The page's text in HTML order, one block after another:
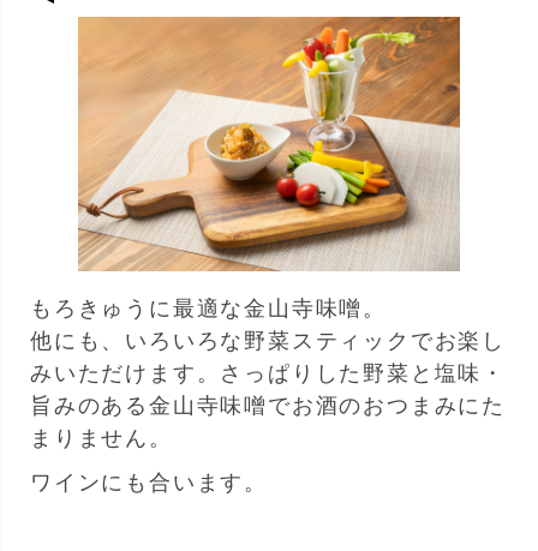
もろきゅうに最適な金山寺味噌。
他にも、いろいろな野菜スティックでお楽し
みいただけます。さっぱりした野菜と塩味・
旨みのある金山寺味噌でお酒のおつまみにた
まりません。
ワインにも合います。